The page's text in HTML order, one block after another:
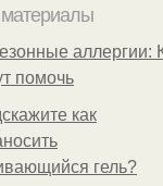
аллергии:
помочь
как
гель?